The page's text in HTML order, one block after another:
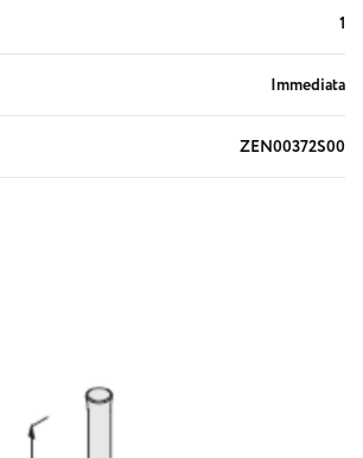
1
Immediata
ZEN00372S00